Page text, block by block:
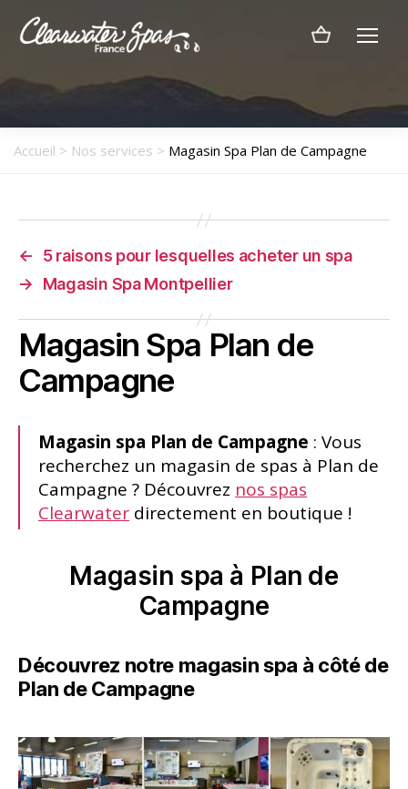
Spas
Accueil > Nos services > Magasin Spa Plan de Campagne
←
5 raisons pour lesquelles acheter un spa
→
Magasin Spa Montpellier
Magasin Spa Plan de
Campagne
Magasin spa Plan de Campagne : Vous
recherchez un magasin de spas à Plan de
Campagne ? Découvrez nos spas
Clearwater directement en boutique !
Magasin spa à Plan de
Campagne
Découvrez notre magasin spa à côté de
Plan de Campagne